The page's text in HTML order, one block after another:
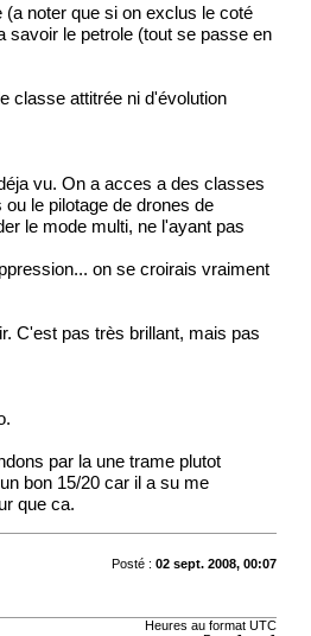
noter que si on exclus le coté
savoir le petrole (tout se passe en
classe attitrée ni d'évolution
vu. On a acces a des classes
le pilotage de drones de
le mode multi, ne l'ayant pas
on se croirais vraiment
C'est pas très brillant, mais pas
par la une trame plutot
bon 15/20 car il a su me
que ca.
Posté : 02 sept. 2008, 00:07
Heures au format UTC